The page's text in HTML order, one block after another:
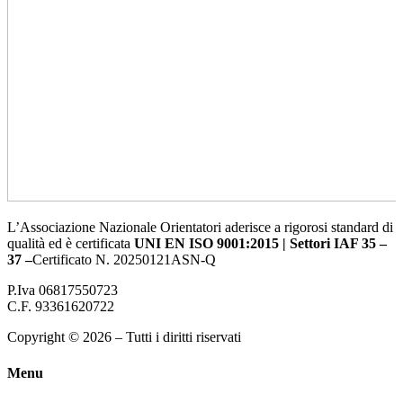
L’Associazione Nazionale Orientatori aderisce a rigorosi standard di
qualità ed è certificata UNI EN ISO 9001:2015 | Settori IAF 35 –
37 –Certificato N. 20250121ASN-Q
P.Iva 06817550723
C.F. 93361620722
Copyright © 2026 – Tutti i diritti riservati
Menu